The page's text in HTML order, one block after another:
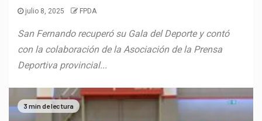
julio 8, 2025 FPDA
San Fernando recuperó su Gala del Deporte y contó
con la colaboración de la Asociación de la Prensa
Deportiva provincial...
3 min de lectura